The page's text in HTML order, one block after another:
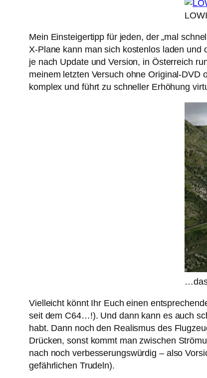
Mein Einsteigertipp für jeden, der „mal
X-Plane kann man sich kostenlos laden
je nach Update und Version, in Österreich
meinem letzten Versuch ohne Original-DVD
komplex und führt zu schneller Erhöhung
Vielleicht könnt Ihr Euch einen
seit dem C64…!). Und dann kann es auch
habt. Dann noch den Realismus des
Drücken, sonst kommt man zwischen
nach noch verbesserungswürdig – also
gefährlichen Trudeln).